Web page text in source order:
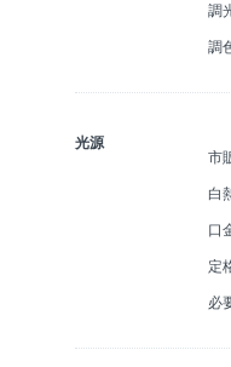
調
調
光源
市
白
口
定
必